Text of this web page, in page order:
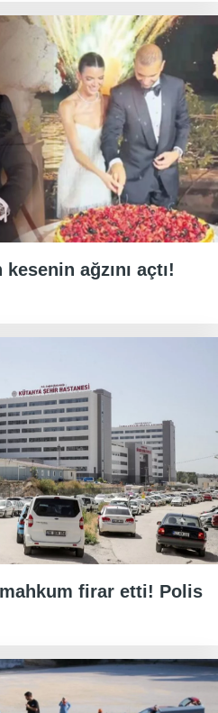
ağzını açtı!
firar etti! Polis